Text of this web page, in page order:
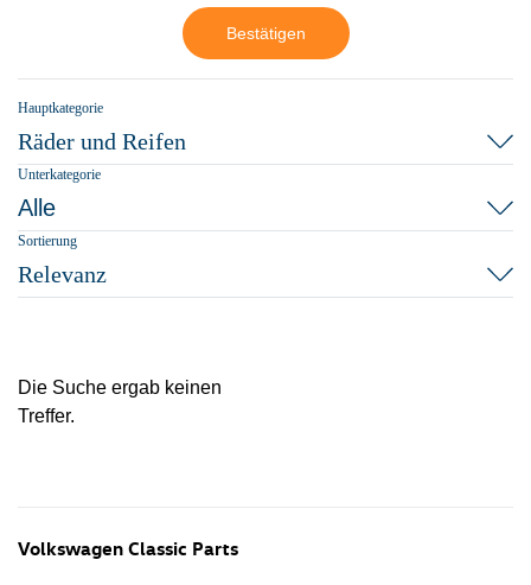
Bestätigen
Hauptkategorie
Räder und Reifen
Unterkategorie
Alle
Sortierung
Relevanz
Die Suche ergab keinen
Treffer.
Volkswagen Classic Parts